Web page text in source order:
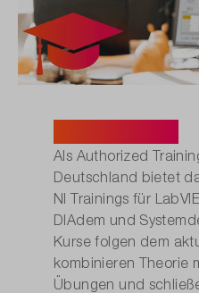
Als Authorized
Deutschland bietet
NI Trainings für
DIAdem und
Kurse folgen dem
kombinieren Theorie
Übungen und